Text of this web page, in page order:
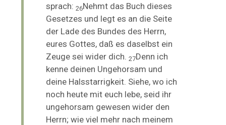
sprach:26Nehmt das Buch dieses
Gesetzes und legt es an die Seite
der Lade des Bundes des Herrn,
eures Gottes, daß es daselbst ein
Zeuge sei wider dich.27Denn ich
kenne deinen Ungehorsam und
deine Halsstarrigkeit. Siehe, wo ich
noch heute mit euch lebe, seid ihr
ungehorsam gewesen wider den
Herrn; wie viel mehr nach meinem